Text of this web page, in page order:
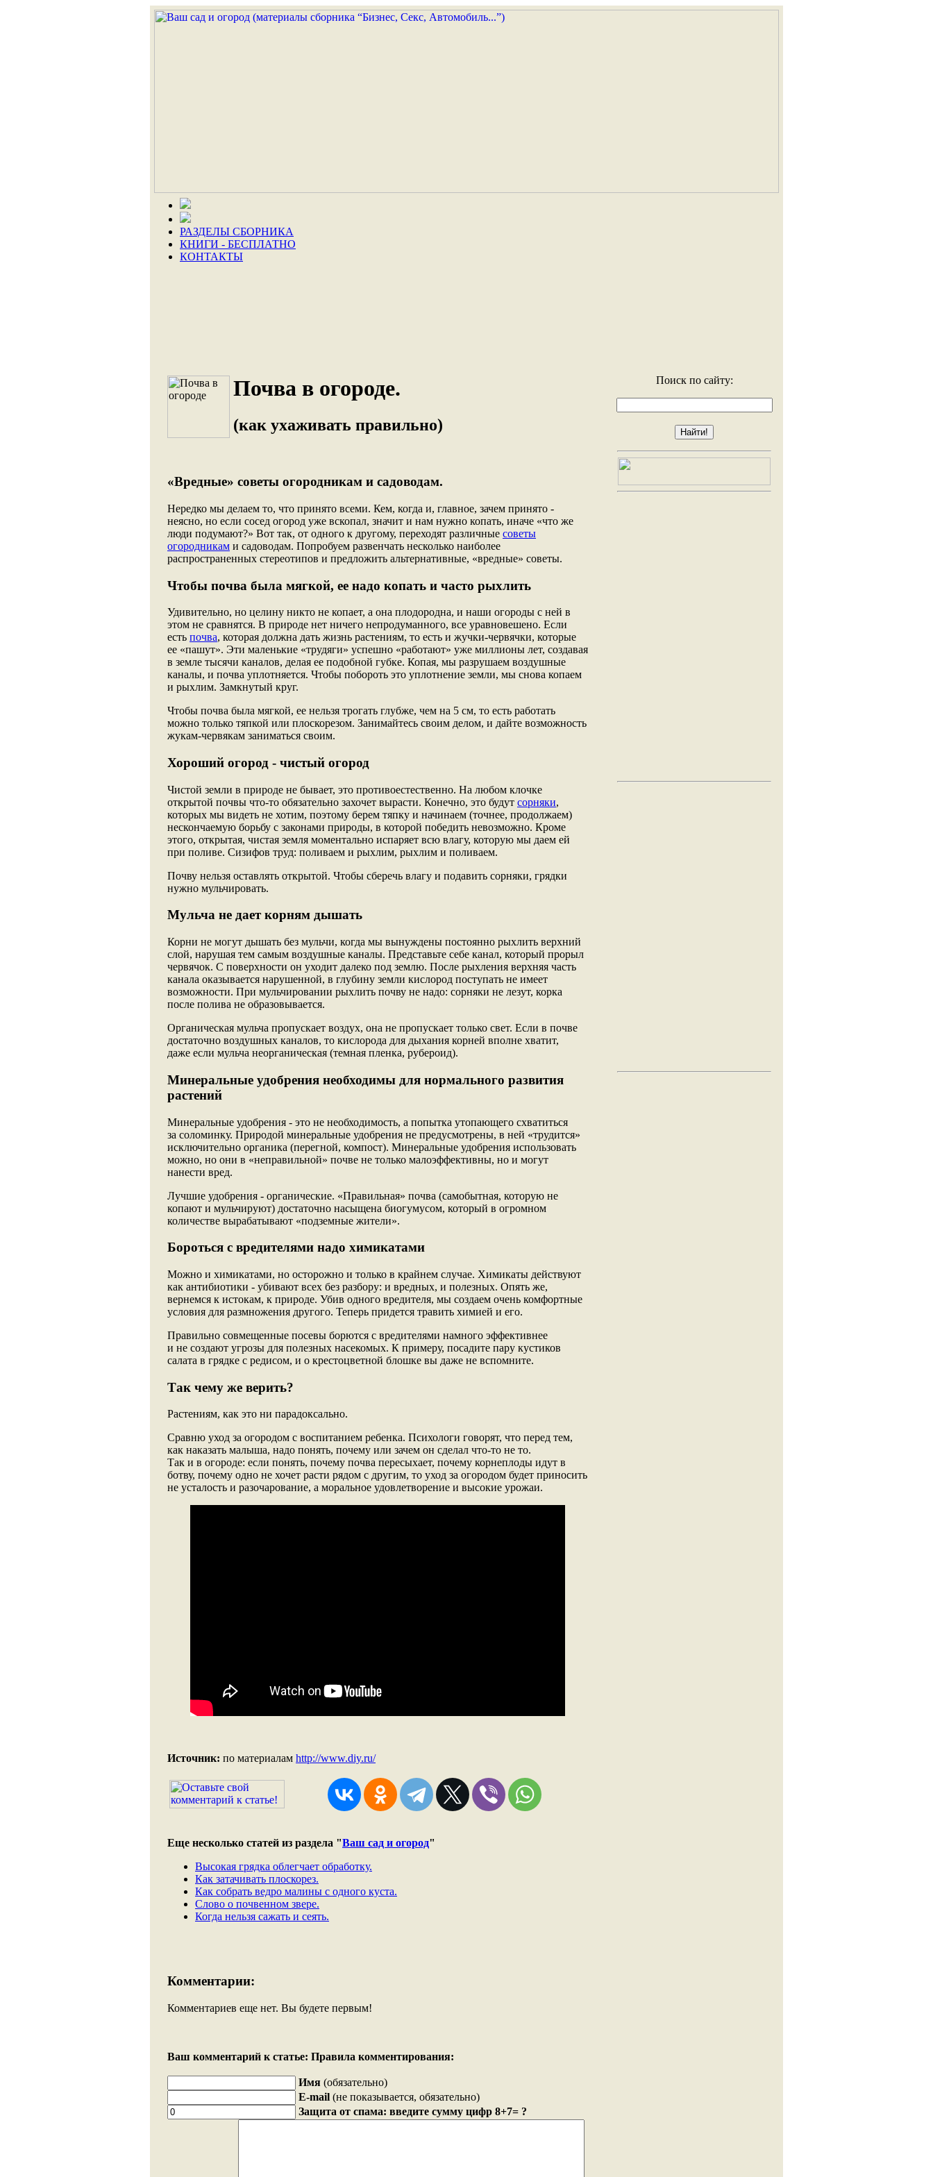
РАЗДЕЛЫ СБОРНИКА
КНИГИ - БЕСПЛАТНО
КОНТАКТЫ
Почва в огороде.
(как ухаживать правильно)
«Вредные» советы огородникам и садоводам.
Нередко мы делаем то, что принято всеми. Кем, когда и, главное, зачем принято -
неясно, но если сосед огород уже вскопал, значит и нам нужно копать, иначе «что же
люди подумают?» Вот так, от одного к другому, переходят различные советы
огородникам и садоводам. Попробуем развенчать несколько наиболее
распространенных стереотипов и предложить альтернативные, «вредные» советы.
Чтобы почва была мягкой, ее надо копать и часто рыхлить
Удивительно, но целину никто не копает, а она плодородна, и наши огороды с ней в
этом не сравнятся. В природе нет ничего непродуманного, все уравновешено. Если
есть почва, которая должна дать жизнь растениям, то есть и жучки-червячки, которые
ее «пашут». Эти маленькие «трудяги» успешно «работают» уже миллионы лет, создавая
в земле тысячи каналов, делая ее подобной губке. Копая, мы разрушаем воздушные
каналы, и почва уплотняется. Чтобы побороть это уплотнение земли, мы снова копаем
и рыхлим. Замкнутый круг.
Чтобы почва была мягкой, ее нельзя трогать глубже, чем на 5 см, то есть работать
можно только тяпкой или плоскорезом. Занимайтесь своим делом, и дайте возможность
жукам-червякам заниматься своим.
Хороший огород - чистый огород
Чистой земли в природе не бывает, это противоестественно. На любом клочке
открытой почвы что-то обязательно захочет вырасти. Конечно, это будут сорняки,
которых мы видеть не хотим, поэтому берем тяпку и начинаем (точнее, продолжаем)
нескончаемую борьбу с законами природы, в которой победить невозможно. Кроме
этого, открытая, чистая земля моментально испаряет всю влагу, которую мы даем ей
при поливе. Сизифов труд: поливаем и рыхлим, рыхлим и поливаем.
Почву нельзя оставлять открытой. Чтобы сберечь влагу и подавить сорняки, грядки
нужно мульчировать.
Мульча не дает корням дышать
Корни не могут дышать без мульчи, когда мы вынуждены постоянно рыхлить верхний
слой, нарушая тем самым воздушные каналы. Представьте себе канал, который прорыл
червячок. С поверхности он уходит далеко под землю. После рыхления верхняя часть
канала оказывается нарушенной, в глубину земли кислород поступать не имеет
возможности. При мульчировании рыхлить почву не надо: сорняки не лезут, корка
после полива не образовывается.
Органическая мульча пропускает воздух, она не пропускает только свет. Если в почве
достаточно воздушных каналов, то кислорода для дыхания корней вполне хватит,
даже если мульча неорганическая (темная пленка, рубероид).
Минеральные удобрения необходимы для нормального развития
растений
Минеральные удобрения - это не необходимость, а попытка утопающего схватиться
за соломинку. Природой минеральные удобрения не предусмотрены, в ней «трудится»
исключительно органика (перегной, компост). Минеральные удобрения использовать
можно, но они в «неправильной» почве не только малоэффективны, но и могут
нанести вред.
Лучшие удобрения - органические. «Правильная» почва (самобытная, которую не
копают и мульчируют) достаточно насыщена биогумусом, который в огромном
количестве вырабатывают «подземные жители».
Бороться с вредителями надо химикатами
Можно и химикатами, но осторожно и только в крайнем случае. Химикаты действуют
как антибиотики - убивают всех без разбору: и вредных, и полезных. Опять же,
вернемся к истокам, к природе. Убив одного вредителя, мы создаем очень комфортные
условия для размножения другого. Теперь придется травить химией и его.
Правильно совмещенные посевы борются с вредителями намного эффективнее
и не создают угрозы для полезных насекомых. К примеру, посадите пару кустиков
салата в грядке с редисом, и о крестоцветной блошке вы даже не вспомните.
Так чему же верить?
Растениям, как это ни парадоксально.
Сравню уход за огородом с воспитанием ребенка. Психологи говорят, что перед тем,
как наказать малыша, надо понять, почему или зачем он сделал что-то не то.
Так и в огороде: если понять, почему почва пересыхает, почему корнеплоды идут в
ботву, почему одно не хочет расти рядом с другим, то уход за огородом будет приносить
не усталость и разочарование, а моральное удовлетворение и высокие урожаи.
Источник: по материалам http://www.diy.ru/
Еще несколько статей из раздела "Ваш сад и огород"
Высокая грядка облегчает обработку.
Как затачивать плоскорез.
Как собрать ведро малины с одного куста.
Слово о почвенном звере.
Когда нельзя сажать и сеять.
Комментарии:
Комментариев еще нет. Вы будете первым!
Ваш комментарий к статье: Правила комментирования:
Имя (обязательно)
E-mail (не показывается, обязательно)
Защита от спама: введите сумму цифр 8+7= ?
Поиск по сайту: